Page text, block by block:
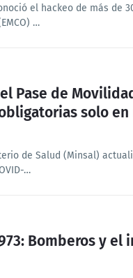
el hackeo de más de
…
Pase de
solo
de Salud (Minsal)
…
Bomberos y el